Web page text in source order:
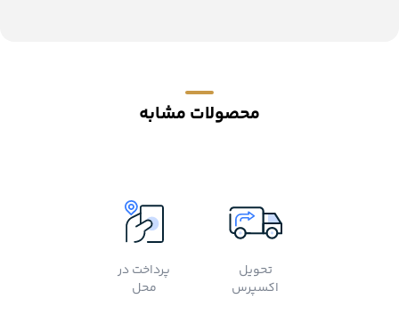
محصولات مشابه
تحویل
اکسپرس
پرداخت در
محل